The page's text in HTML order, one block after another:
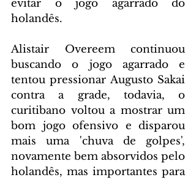
evitar o jogo agarrado do
holandês.
Alistair Overeem continuou
buscando o jogo agarrado e
tentou pressionar Augusto Sakai
contra a grade, todavia, o
curitibano voltou a mostrar um
bom jogo ofensivo e disparou
mais uma 'chuva de golpes',
novamente bem absorvidos pelo
holandês, mas importantes para